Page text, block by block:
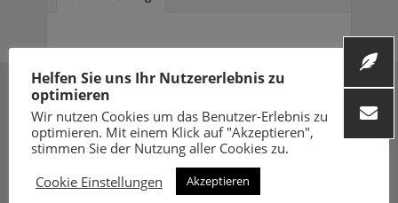
Folge uns
Helfen Sie uns Ihr Nutzererlebnis zu
optimieren
Wir nutzen Cookies um das Benutzer-Erlebnis zu
optimieren. Mit einem Klick auf "Akzeptieren",
stimmen Sie der Nutzung aller Cookies zu.
Cookie Einstellungen
Akzeptieren